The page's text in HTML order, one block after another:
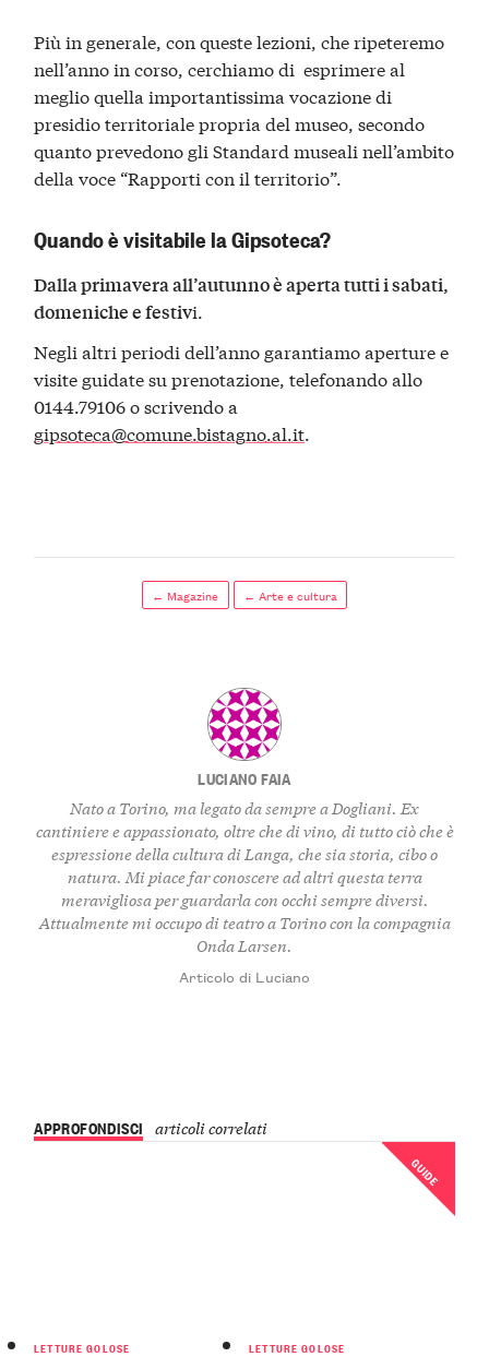
Più in generale, con queste lezioni, che ripeteremo
nell’anno in corso, cerchiamo di esprimere al
meglio quella importantissima vocazione di
presidio territoriale propria del museo, secondo
quanto prevedono gli Standard museali nell’ambito
della voce “Rapporti con il territorio”.
Quando è visitabile la Gipsoteca?
Dalla primavera all’autunno è aperta tutti i sabati,
domeniche e festivi.
Negli altri periodi dell’anno garantiamo aperture e
visite guidate su prenotazione, telefonando allo
0144.79106 o scrivendo a
gipsoteca@comune.bistagno.al.it.
← Magazine ← Arte e cultura
LUCIANO FAIA
Nato a Torino, ma legato da sempre a Dogliani. Ex
cantiniere e appassionato, oltre che di vino, di tutto ciò che è
espressione della cultura di Langa, che sia storia, cibo o
natura. Mi piace far conoscere ad altri questa terra
meravigliosa per guardarla con occhi sempre diversi.
Attualmente mi occupo di teatro a Torino con la compagnia
Onda Larsen.
Articolo di Luciano
APPROFONDISCI articoli correlati
LETTURE GOLOSE
GUIDE
LETTURE GOLOSE